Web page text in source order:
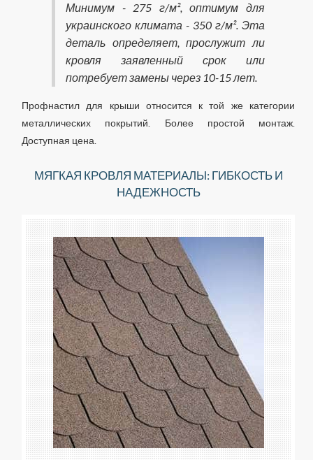
Минимум - 275 г/м², оптимум для
украинского климата - 350 г/м². Эта
деталь определяет, прослужит ли
кровля заявленный срок или
потребует замены через 10-15 лет.
Профнастил для крыши относится к той же категории
металлических покрытий. Более простой монтаж.
Доступная цена.
МЯГКАЯ КРОВЛЯ МАТЕРИАЛЫ: ГИБКОСТЬ И
НАДЕЖНОСТЬ